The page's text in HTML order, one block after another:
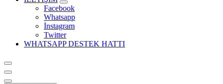
Facebook
Whatsapp
İnstagram
Twitter
WHATSAPP DESTEK HATTI